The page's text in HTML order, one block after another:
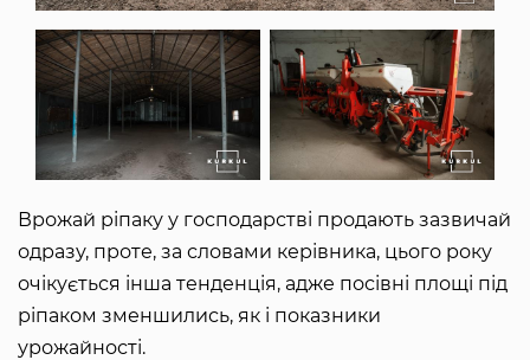
Врожай ріпаку у господарстві продають зазвичай
одразу, проте, за словами керівника, цього року
очікується інша тенденція, адже посівні площі під
ріпаком зменшились, як і показники
урожайності.